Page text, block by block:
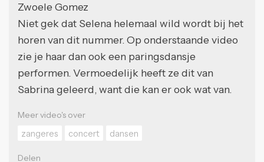
Zwoele Gomez
Niet gek dat Selena helemaal wild wordt bij het
horen van dit nummer. Op onderstaande video
zie je haar dan ook een paringsdansje
performen. Vermoedelijk heeft ze dit van
Sabrina geleerd, want die kan er ook wat van.
Meer video's over
zangeres
concert dansen
Delen